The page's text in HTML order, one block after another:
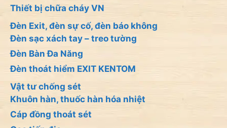
Thiết bị chữa cháy VN
Đèn Exit, đèn sự cố, đèn báo không
Đèn sạc xách tay – treo tường
Đèn Bàn Đa Năng
Đèn thoát hiểm EXIT KENTOM
Vật tư chống sét
Khuôn hàn, thuốc hàn hóa nhiệt
Cáp đồng thoát sét